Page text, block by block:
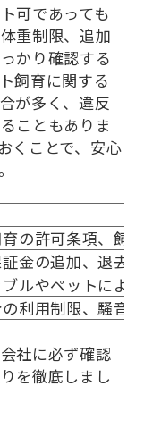
可であっても
重制限、追加
かり確認する
飼育に関する
が多く、違反
こともありま
くことで、安心
の許可条項、飼
金の追加、退去
ルやペットによ
利用制限、騒音
社に必ず確認
を徹底しまし